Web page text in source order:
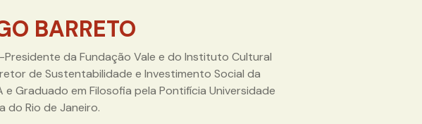
BARRETO
da Fundação Vale e do Instituto Cultural
de Sustentabilidade e Investimento Social da
e Graduado em Filosofia pela Pontifícia Universidade
do Rio de Janeiro.